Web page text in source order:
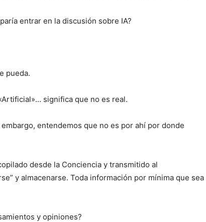
entrar en la discusión sobre IA?
pueda.
significa que no es real.
entendemos que no es por ahí por donde
desde la Conciencia y transmitido al
y almacenarse. Toda información por mínima que sea
y opiniones?